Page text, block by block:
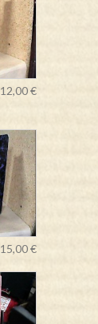
12,00 €
15,00 €